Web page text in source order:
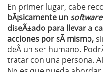
En primer lugar, cabe
bÃ¡sicamente un software
diseÃ±ado para llevar a
acciones por sÃ­ mismo,
deÂ un ser humano.
tratar con una persona.